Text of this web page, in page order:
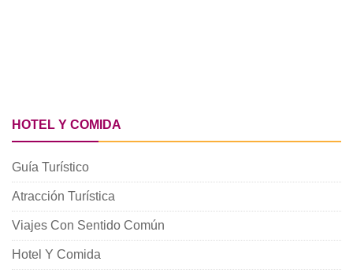
HOTEL Y COMIDA
Guía Turístico
Atracción Turística
Viajes Con Sentido Común
Hotel Y Comida